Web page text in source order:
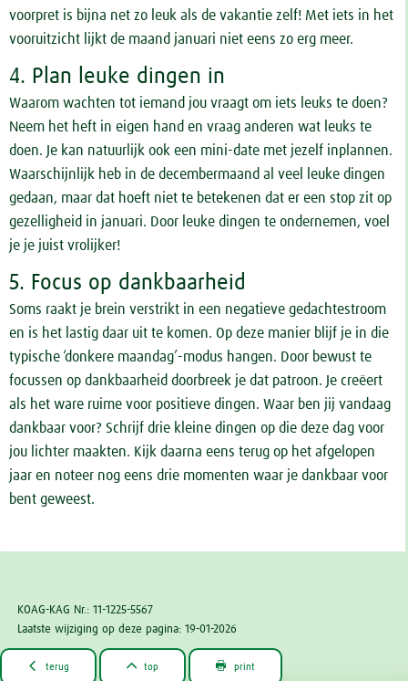
voorpret is bijna net zo leuk als de vakantie zelf! Met iets in het
vooruitzicht lijkt de maand januari niet eens zo erg meer.
4. Plan leuke dingen in
Waarom wachten tot iemand jou vraagt om iets leuks te doen?
Neem het heft in eigen hand en vraag anderen wat leuks te
doen. Je kan natuurlijk ook een mini-date met jezelf inplannen.
Waarschijnlijk heb in de decembermaand al veel leuke dingen
gedaan, maar dat hoeft niet te betekenen dat er een stop zit op
gezelligheid in januari. Door leuke dingen te ondernemen, voel
je je juist vrolijker!
5. Focus op dankbaarheid
Soms raakt je brein verstrikt in een negatieve gedachtestroom
en is het lastig daar uit te komen. Op deze manier blijf je in die
typische ‘donkere maandag’-modus hangen. Door bewust te
focussen op dankbaarheid doorbreek je dat patroon. Je creëert
als het ware ruime voor positieve dingen. Waar ben jij vandaag
dankbaar voor? Schrijf drie kleine dingen op die deze dag voor
jou lichter maakten. Kijk daarna eens terug op het afgelopen
jaar en noteer nog eens drie momenten waar je dankbaar voor
bent geweest.
KOAG-KAG Nr.: 11-1225-5567
Laatste wijziging op deze pagina: 19-01-2026
 terug  top  print